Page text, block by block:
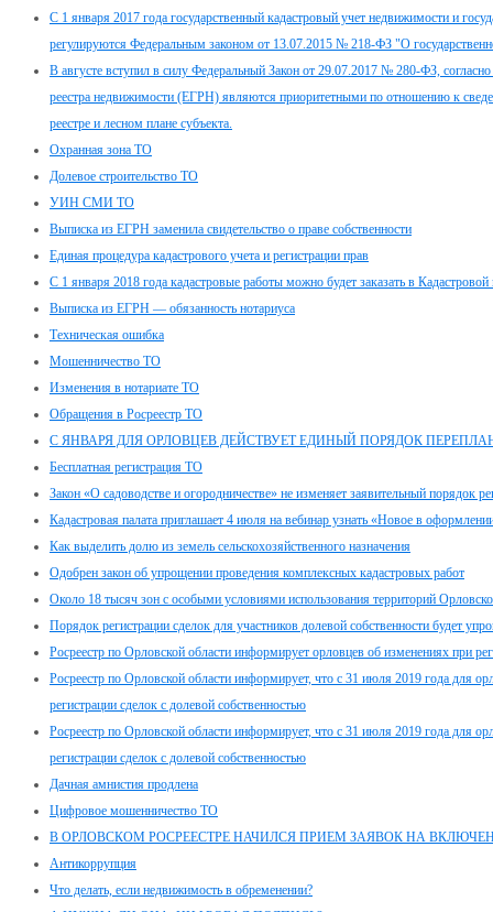
С 1 января 2017 года государственный кадастровый учет недвижимости и
регулируются Федеральным законом от 13.07.2015 № 218-ФЗ "О
В августе вступил в силу Федеральный Закон от 29.07.2017 № 280-ФЗ,
реестра недвижимости (ЕГРН) являются приоритетными по отношению к
реестре и лесном плане субъекта.
Охранная зона ТО
Долевое строительство ТО
УИН СМИ ТО
Выписка из ЕГРН заменила свидетельство о праве собственности
Единая процедура кадастрового учета и регистрации прав
С 1 января 2018 года кадастровые работы можно будет заказать в Кадастровой
Выписка из ЕГРН — обязанность нотариуса
Техническая ошибка
Мошенничество ТО
Изменения в нотариате ТО
Обращения в Росреестр ТО
С ЯНВАРЯ ДЛЯ ОРЛОВЦЕВ ДЕЙСТВУЕТ ЕДИНЫЙ ПОРЯДОК
Бесплатная регистрация ТО
Закон «О садоводстве и огородничестве» не изменяет заявительный порядок
Кадастровая палата приглашает 4 июля на вебинар узнать «Новое в
Как выделить долю из земель сельскохозяйственного назначения
Одобрен закон об упрощении проведения комплексных кадастровых работ
Около 18 тысяч зон с особыми условиями использования территорий
Порядок регистрации сделок для участников долевой собственности будет
Росреестр по Орловской области информирует орловцев об изменениях при
Росреестр по Орловской области информирует, что с 31 июля 2019 года для
регистрации сделок с долевой собственностью
Росреестр по Орловской области информирует, что с 31 июля 2019 года для
регистрации сделок с долевой собственностью
Дачная амнистия продлена
Цифровое мошенничество ТО
В ОРЛОВСКОМ РОСРЕЕСТРЕ НАЧИЛСЯ ПРИЕМ ЗАЯВОК НА
Антикоррупция
Что делать, если недвижимость в обременении?